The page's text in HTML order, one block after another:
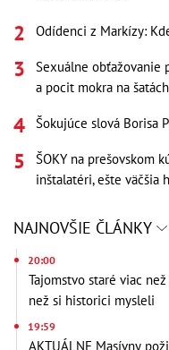
Odídenci z Markízy:
Sexuálne obťažovanie
a pocit mokra na
Šokujúce slová Borisa
ŠOKY na prešovskom
inštalatéri, ešte väčšia
NAJNOVŠIE ČLÁNKY
20:00
Tajomstvo staré viac
než si historici mysleli
19:59
AKTUÁLNE Masívny